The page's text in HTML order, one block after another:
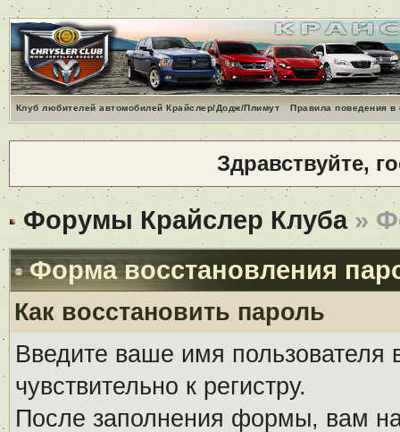
Клуб любителей автомобилей Крайслер/Додж/Плимут Правила поведения
Здравствуйте,
Форумы Крайслер Клуба»
Форма восстановления
Как восстановить пароль
Введите ваше имя
чувствительно к регистру.
После заполнения формы, вам на